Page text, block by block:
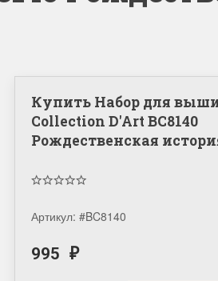
Купить Набор для
Collection D'Art BC8140
Рождественская
Артикул: #BC8140
995 ₽